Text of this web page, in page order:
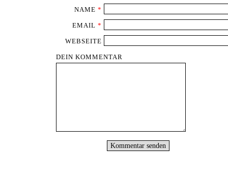
NAME *
EMAIL *
WEBSEITE
DEIN KOMMENTAR